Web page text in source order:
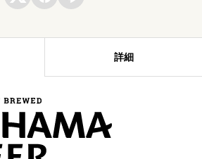
詳細